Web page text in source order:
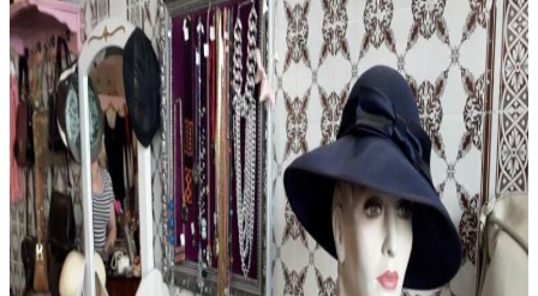
Top
10
Besondere Schuhläden
Top10
Brautmode und Hochzeitskleider
Top10
Dessous und exklusive Wäsche
Top10
Eco Mode aus Berlin
Top 10
Kostümverleih und Kostümläden
Top10
Mode aus Berlin
Top10